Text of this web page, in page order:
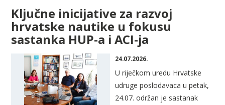
Ključne inicijative za razvoj
hrvatske nautike u fokusu
sastanka HUP-a i ACI-ja
24.07.2026.
U riječkom uredu Hrvatske
udruge poslodavaca u petak,
24.07. održan je sastanak